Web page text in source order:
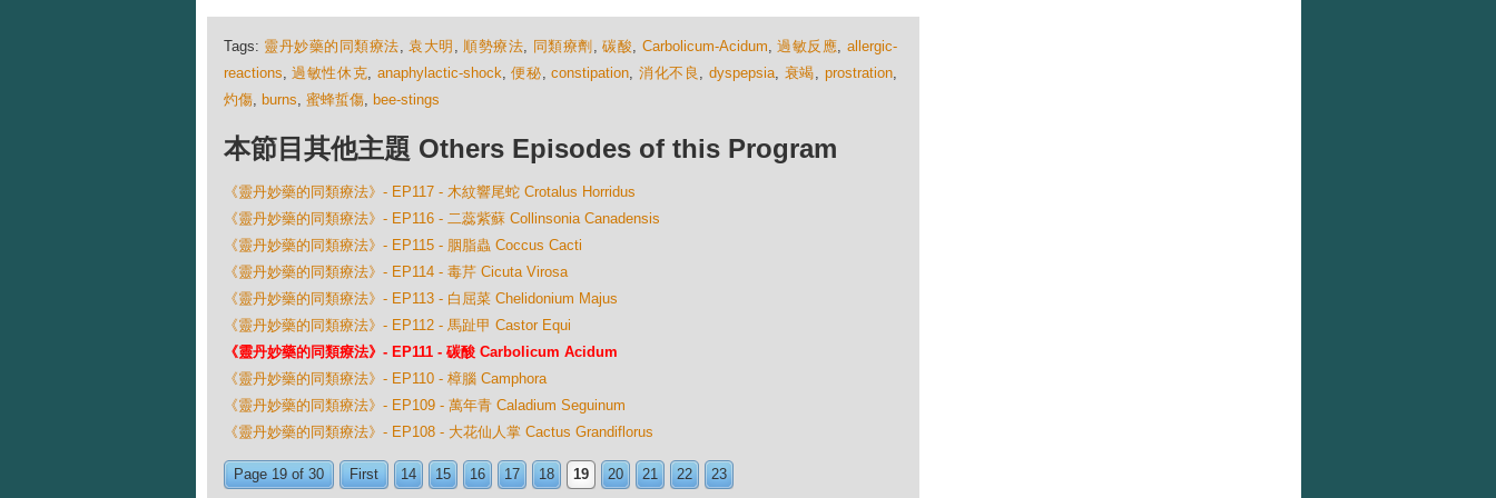
Tags: 靈丹妙藥的同類療法, 袁大明 , 順勢療法, 同類療劑 , 碳酸, Carbolicum-Acidum, 過敏反應, allergic-
reactions,過敏性休克, anaphylactic-shock,便秘,constipation, 消化不良 ,dyspepsia, 衰竭, prostration,
灼傷, burns, 蜜蜂蜇傷, bee-stings
本節目其他主題 Others Episodes of this Program
《靈丹妙藥的同類療法》- EP117 - 木紋響尾蛇 Crotalus Horridus
《靈丹妙藥的同類療法》- EP116 - 二蕊紫蘇 Collinsonia Canadensis
《靈丹妙藥的同類療法》- EP115 - 胭脂蟲 Coccus Cacti
《靈丹妙藥的同類療法》- EP114 - 毒芹 Cicuta Virosa
《靈丹妙藥的同類療法》- EP113 - 白屈菜 Chelidonium Majus
《靈丹妙藥的同類療法》- EP112 - 馬趾甲 Castor Equi
《靈丹妙藥的同類療法》- EP111 - 碳酸 Carbolicum Acidum
《靈丹妙藥的同類療法》- EP110 - 樟腦 Camphora
《靈丹妙藥的同類療法》- EP109 - 萬年青 Caladium Seguinum
《靈丹妙藥的同類療法》- EP108 - 大花仙人掌 Cactus Grandiflorus
Page 19 of 30 First 14 15 16 17 18 19 20 21 22 23